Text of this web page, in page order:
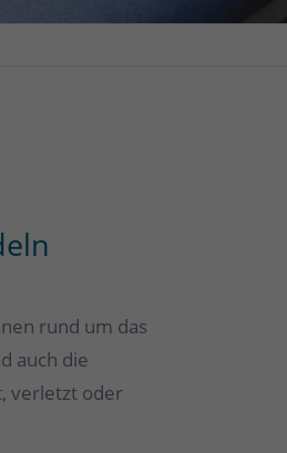
rund um das
auch die
verletzt oder